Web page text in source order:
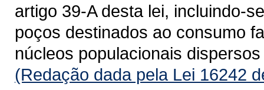
artigo 39-A desta lei, incluindo-
poços destinados ao consumo
núcleos populacionais
(Redação dada pela Lei 16242